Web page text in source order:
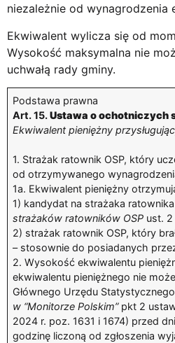
niezależnie od wynagrodzenia
Ekwiwalent wylicza się od
Wysokość maksymalna nie
uchwałą rady gminy.
Podstawa prawna
Art. 15.Ustawa o ochotniczych
Ekwiwalent pieniężny
1. Strażak ratownik OSP, który
od otrzymywanego
1a. Ekwiwalent pieniężny
1) kandydat na strażaka
strażaków ratowników OSP ust. 2
2) strażak ratownik OSP, który
– stosownie do posiadanych
2. Wysokość ekwiwalentu
ekwiwalentu pieniężnego nie
Głównego Urzędu
w “Monitorze Polskim”pkt 2
2024 r. poz. 1631 i 1674) przed
godzinę liczoną od zgłoszenia